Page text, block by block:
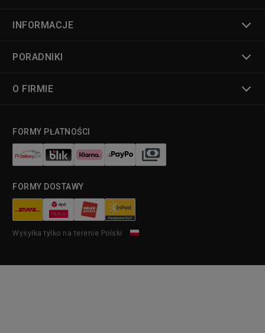
INFORMACJE
PORADNIKI
O FIRMIE
FORMY PŁATNOŚCI
FORMY DOSTAWY
Wysyłka tylko na terenie Polski